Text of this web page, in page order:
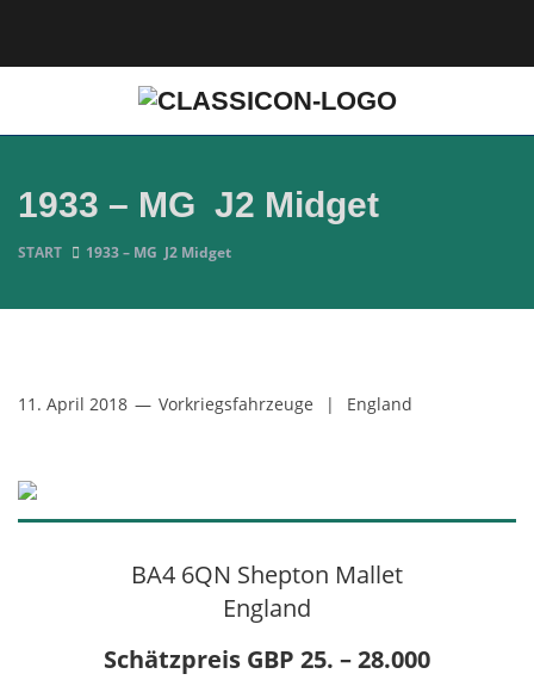
1933 – MG J2 Midget
START 1933 – MG J2 Midget
11. April 2018 — Vorkriegsfahrzeuge | England
BA4 6QN Shepton Mallet
England
Schätzpreis GBP 25. – 28.000